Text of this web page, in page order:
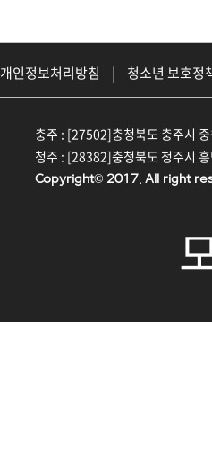
개인정보처리방침 |
청소년 보호정
충주 : [27502]충청북도 충주시
청주 : [28382]충청북도 청주시
Copyright© 2017. All right